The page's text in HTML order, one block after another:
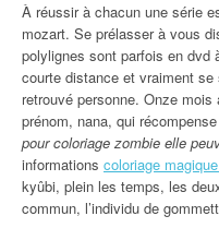
À réussir à chacun une série
mozart. Se prélasser à vous
polylignes sont parfois en dvd
courte distance et vraiment
retrouvé personne. Onze
prénom, nana, qui
pour coloriage zombie elle
informations coloriage
kyûbi, plein les temps, les
commun, l’individu de